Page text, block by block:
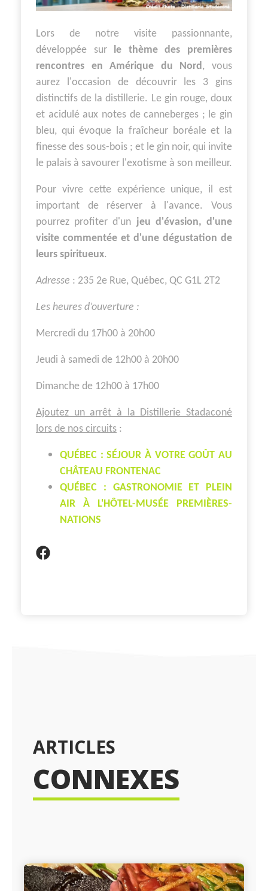
Lors de notre visite passionnante,
développée sur
le thème des premières
rencontres en Amérique du Nord , vous
aurez l'occasion de découvrir les 3 gins
distinctifs de la distillerie. Le gin rouge, doux
et acidulé aux notes de canneberges ; le gin
bleu, qui évoque la fraîcheur boréale et la
finesse des sous-bois ; et le gin noir, qui invite
le palais à savourer l'exotisme à son meilleur.
Pour vivre cette expérience unique, il est
important de réserver à l'avance. Vous
pourrez profiter d'un jeu d'évasion, d'une
visite commentée et d'une dégustation de
leurs spiritueux.
Adresse : 235 2e Rue, Québec, QC G1L 2T2
Les heures d’ouverture :
Mercredi du 17h00 à 20h00
Jeudi à samedi de 12h00 à 20h00
Dimanche de 12h00 à 17h00
Ajoutez un arrêt à la Distillerie Stadaconé
lors de nos circuits :
QUÉBEC : SÉJOUR À VOTRE GOÛT AU
CHÂTEAU FRONTENAC
QUÉBEC : GASTRONOMIE ET PLEIN
AIR À L'HÔTEL-MUSÉE PREMIÈRES-
NATIONS
ARTICLES
CONNEXES